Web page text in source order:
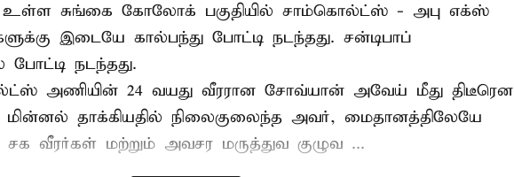
உள்ள சுங்கை கோலோக் பகுதியில் சாம்கொல்ட்ஸ் - அபு எக்ஸ்
இடையே கால்பந்து போட்டி நடந்தது. சன்டிபாப்
போட்டி நடந்தது.
அணியின் 24 வயது வீரரான சோவ்யான் அவேய் மீது திடீரென
மின்னல் தாக்கியதில் நிலைகுலைந்த அவர், மைதானத்திலேயே
சக வீரர்கள் மற்றும் அவசர மருத்துவ குழுவ ...